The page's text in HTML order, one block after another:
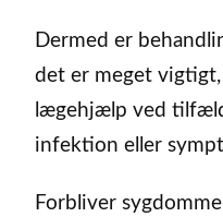
Dermed er
det er meget
lægehjælp ved
infektion eller
Forbliver